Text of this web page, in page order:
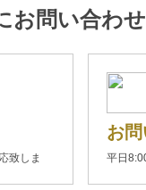
お問い合わ
致しま
お
平日